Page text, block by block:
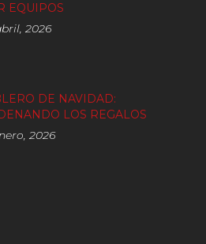
EQUIPOS
2026
DE NAVIDAD:
LOS REGALOS
2026